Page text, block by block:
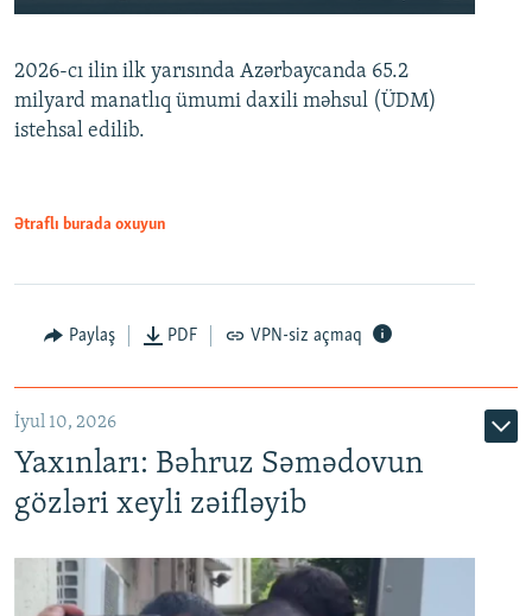
Auto 240p 360p 480p
360p
480p
2026-cı ilin ilk yarısında Azərbaycanda 65.2
milyard manatlıq ümumi daxili məhsul (ÜDM)
istehsal edilib.
Ətraflı burada oxuyun
Paylaş PDF VPN-siz açmaq
İyul 10, 2026
Yaxınları: Bəhruz Səmədovun
gözləri xeyli zəifləyib